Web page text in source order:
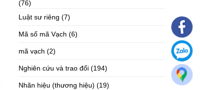
(76)
Luật sư riêng (7)
Mã số mã Vạch (6)
mã vạch (2)
Nghiên cứu và trao đổi (194)
Nhãn hiệu (thương hiệu) (19)